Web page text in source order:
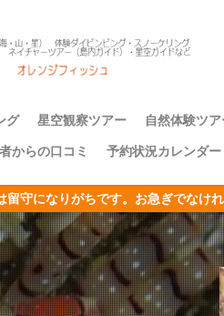
グ 星空観察ツアー 自然体験ツ
三原山トレ
裏砂漠トレ
樹海と再生
１日一組限
からの口コミ 予約状況カレンダ
りがちです。お急ぎでなければ
イズカサゴ
ラカンザシ イバラダツ
シ ウミウシ
ウミウシいっぱい
ウミスズメ ウミテング
ウ
オオルリ オカヤドカリ
オ
オヤビッチャ オリオン座
ンコウ カエルの卵 カキハラ
カスザメ カスミオイランヨウジ
カミソリウオ カメと泳ぐ
ガンガ